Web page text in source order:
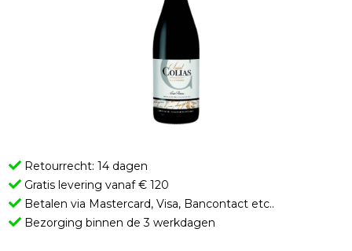
Retourrecht: 14 dagen
Gratis levering vanaf € 120
Betalen via Mastercard, Visa, Bancontact etc..
Bezorging binnen de 3 werkdagen